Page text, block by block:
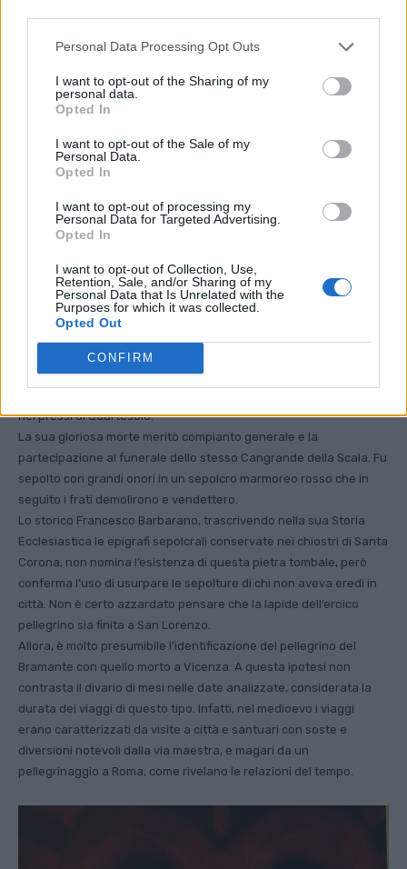
Personal Data Processing Opt Outs
I want to opt-out of the Sharing of my
personal data.
Opted In
I want to opt-out of the Sale of my
Personal Data.
Opted In
I want to opt-out of processing my
Personal Data for Targeted Advertising.
Opted In
I want to opt-out of Collection, Use,
Retention, Sale, and/or Sharing of my
Personal Data that Is Unrelated with the
Purposes for which it was collected.
Opted Out
CONFIRM
Il davanzale inciso
Trovandosi in Vicenza il nobile straniero non si sottrasse allo
nei pressi di Quartesolo.
La sua gloriosa morte meritò compianto generale e la
partecipazione al funerale dello stesso Cangrande della Scala. Fu
sepolto con grandi onori in un sepolcro marmoreo rosso che in
seguito i frati demolirono e vendettero.
Lo storico Francesco Barbarano, trascrivendo nella sua Storia
Ecclesiastica le epigrafi sepolcrali conservate nei chiostri di Santa
Corona, non nomina l’esistenza di questa pietra tombale, però
conferma l’uso di usurpare le sepolture di chi non aveva eredi in
città. Non è certo azzardato pensare che la lapide dell’eroico
pellegrino sia finita a San Lorenzo.
Allora, è molto presumibile l’identificazione del pellegrino del
Bramante con quello morto a Vicenza. A questa ipotesi non
contrasta il divario di mesi nelle date analizzate, considerata la
durata dei viaggi di questo tipo. Infatti, nel medioevo i viaggi
erano caratterizzati da visite a città e santuari con soste e
diversioni notevoli dalla via maestra, e magari da un
pellegrinaggio a Roma, come rivelano le relazioni del tempo.